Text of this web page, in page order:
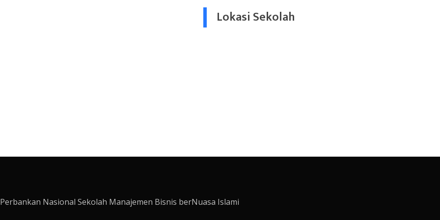
Lokasi Sekolah
Nasional Sekolah Manajemen Bisnis berNuasa Islami